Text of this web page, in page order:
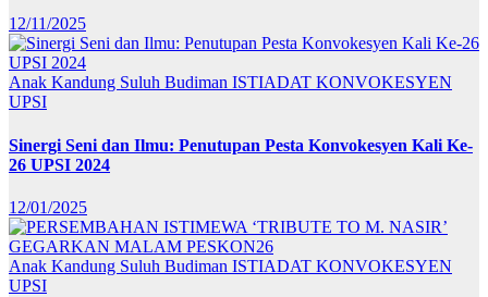
12/11/2025
Anak Kandung Suluh Budiman ISTIADAT KONVOKESYEN
UPSI
Sinergi Seni dan Ilmu: Penutupan Pesta Konvokesyen Kali Ke-
26 UPSI 2024
12/01/2025
Anak Kandung Suluh Budiman ISTIADAT KONVOKESYEN
UPSI